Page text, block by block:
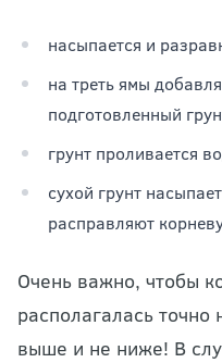
насыпается и
на треть ямы
подготовленный
грунт проливается
сухой грунт
расправляют
Очень важно, чтобы
располагалась
выше и не ниже! В